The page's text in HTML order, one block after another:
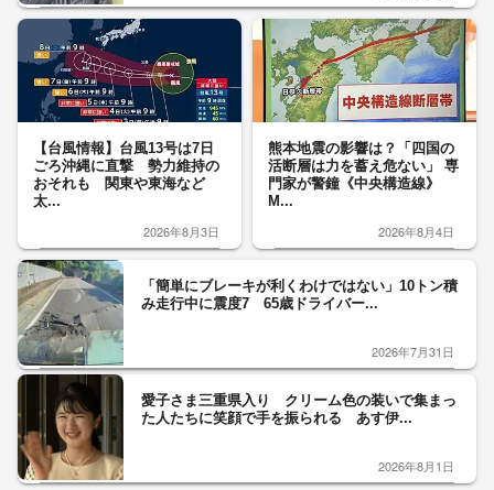
【台風情報】台風13号は7日
ごろ沖縄に直撃 勢力維持の
おそれも 関東や東海など
太...
2026年8月3日
熊本地震の影響は？「四国の
活断層は力を蓄え危ない」 専
門家が警鐘《中央構造線》
M...
2026年8月4日
「簡単にブレーキが利くわけではない」10トン積
み走行中に震度7 65歳ドライバー...
2026年7月31日
愛子さま三重県入り クリーム色の装いで集まっ
た人たちに笑顔で手を振られる あす伊...
2026年8月1日